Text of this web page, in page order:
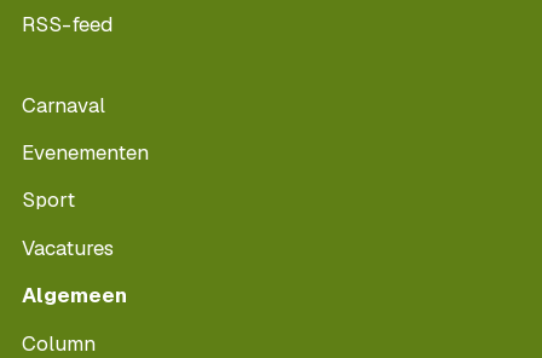
RSS-feed
Carnaval
Evenementen
Sport
Vacatures
Algemeen
Column